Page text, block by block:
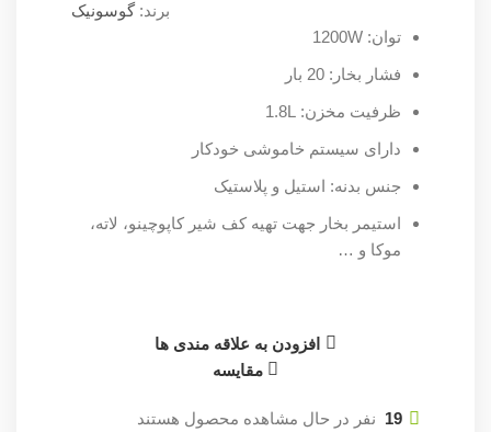
برند:گوسونیک
توان: 1200W
فشار بخار: 20 بار
ظرفیت مخزن: 1.8L
دارای سیستم خاموشی خودکار
جنس بدنه: استیل و پلاستیک
استیمر بخار جهت تهیه کف شیر کاپوچینو، لاته،
موکا و …
افزودن به علاقه مندی ها
مقایسه
19 نفر در حال مشاهده محصول هستند